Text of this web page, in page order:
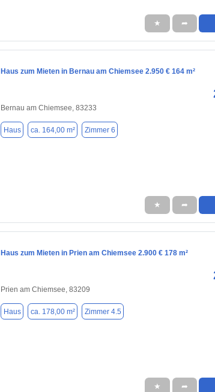
★ ➦
Haus zum Mieten in Bernau am Chiemsee 2.950 € 164 m²
Bernau am Chiemsee, 83233
Haus ca. 164,00 m² Zimmer 6
★ ➦
Haus zum Mieten in Prien am Chiemsee 2.900 € 178 m²
Prien am Chiemsee, 83209
Haus ca. 178,00 m² Zimmer 4.5
★ ➦